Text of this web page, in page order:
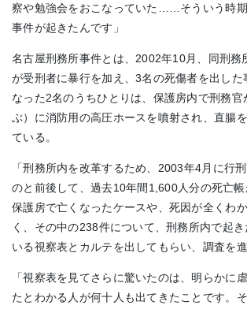
察や勉強会をおこなっていた……そういう時
事件が起きたんです」
名古屋刑務所事件とは、2002年10月、同刑務
が受刑者に暴行を加え、3名の死傷者を出した
なった2名のうちひとりは、保護房内で刑務官
ぶ）に消防用の高圧ホースを噴射され、直腸
ている。
「刑務所内を改革するため、2003年4月に行
のと前後して、過去10年間1,600人分の死亡帳
保護房で亡くなったケースや、死因が全くわ
く、その中の238件について、刑務所内で起
いる視察表とカルテを出してもらい、調査を進
「視察表を見てさらに驚いたのは、明らかに
たとわかる人が何十人も出てきたことです。